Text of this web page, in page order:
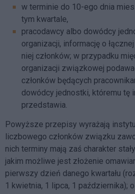
w terminie do 10-ego dnia
tym kwartale,
pracodawcy albo dowódcy
organizacji, informację o
niej członków; w przypadku
organizacji związkowej
członków będących
dowódcy jednostki, któremu tę
przedstawia.
Powyższe przepisy wyrażają
liczbowego członków związku
nich terminy mają zaś charakter
jakim możliwe jest złożenie
pierwszy dzień danego kwartału
1 kwietnia, 1 lipca, 1 października);